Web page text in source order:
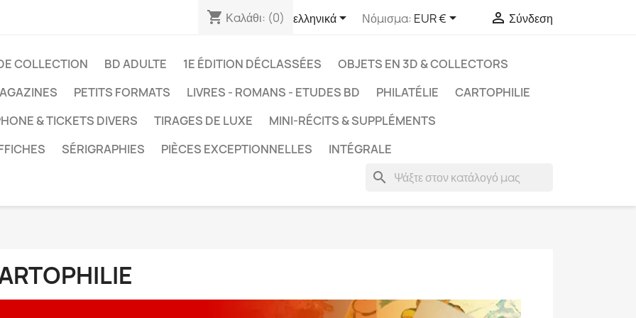
shopping_cart Καλάθι: (0) ελληνικά Νόμισμα: EUR €  Σύνδεση
COLLECTION BD ADULTE 1E ÉDITION DÉCLASSÉES
OBJETS EN 3D & COLLECTORS
PETITS FORMATS LIVRES - ROMANS - ETUDES BD PHILATÉLIE
CARTOPHILIE
& TICKETS DIVERS
TIRAGES DE LUXE
MINI-RÉCITS & SUPPLÉMENTS
SÉRIGRAPHIES PIÈCES EXCEPTIONNELLES INTÉGRALE
search